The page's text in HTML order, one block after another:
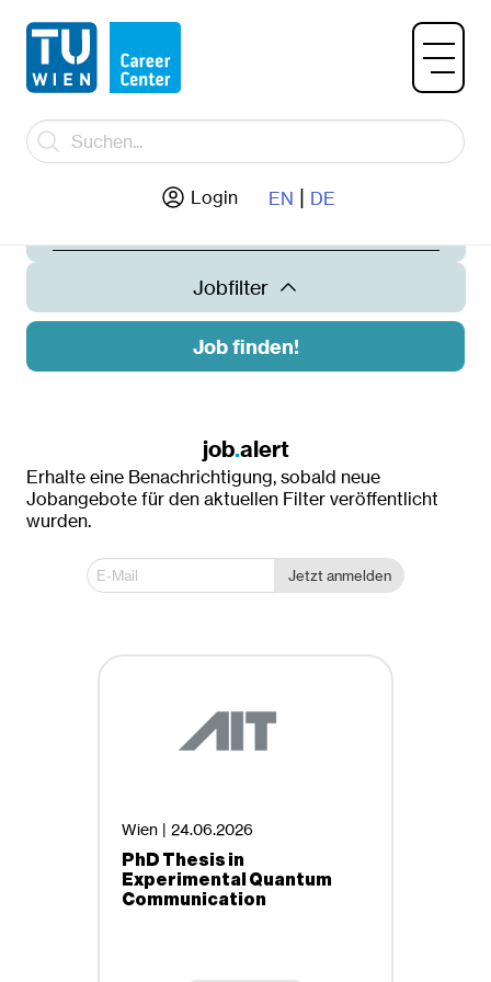
Login EN | DE
Jobfilter
Jobtitel / Unternehmen
Ort
Innsbruck
Klagenfurt
Linz
Wien / Linz
Anstellungsart
Freie Mitarbeiter, Projektmitarbeiter
Lehre, Ausbildung
Praktikum
Job finden!
job.alert
Erhalte eine Benachrichtigung, sobald neue
Jobangebote für den aktuellen Filter veröffentlicht
wurden.
Jetzt anmelden
Wien | 24.06.2026
PhD Thesis in
Experimental Quantum
Communication